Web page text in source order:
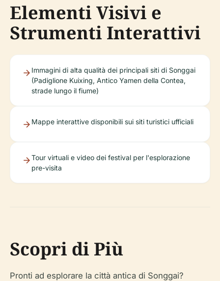
Elementi Visivi e
Strumenti Interattivi
Immagini di alta qualità dei principali siti di Songgai
(Padiglione Kuixing, Antico Yamen della Contea,
strade lungo il fiume)
Mappe interattive disponibili sui siti turistici ufficiali
Tour virtuali e video dei festival per l'esplorazione
pre-visita
Scopri di Più
Pronti ad esplorare la città antica di Songgai?